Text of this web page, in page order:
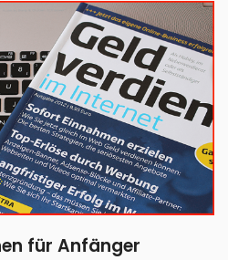
für Anfänger